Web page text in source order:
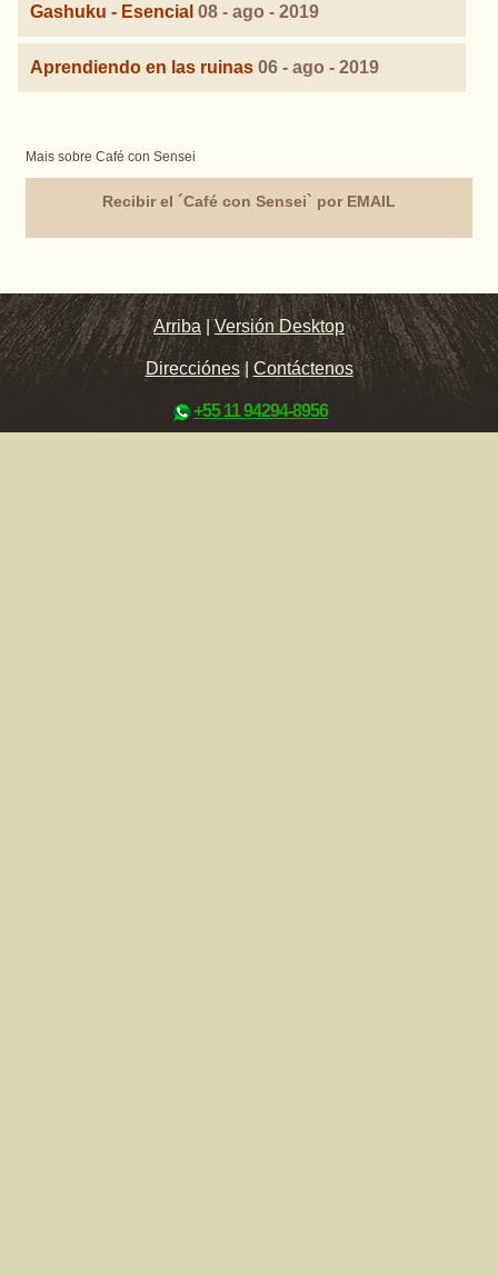
Gashuku - Esencial 08 - ago - 2019
Aprendiendo en las ruinas 06 - ago - 2019
Mais sobre Café con Sensei
Recibir el ´Café con Sensei` por EMAIL
Arriba |Versión Desktop
Direcciónes| Contáctenos
+55 11 94294-8956